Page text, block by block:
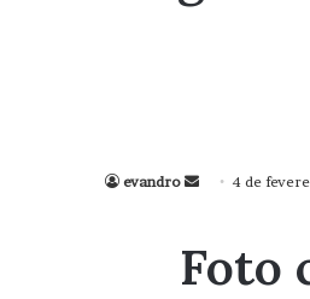
evandro
Mande
mail
4 de
Foto